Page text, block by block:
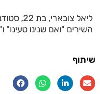
ליאל
השירים "ואם שנינו
שיתוף